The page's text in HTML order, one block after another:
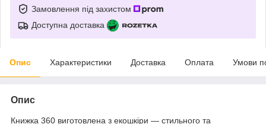
Замовлення під захистом
Доступна доставка
Опис Характеристики Доставка Оплата Умови
Опис
Книжка 360 виготовлена з екошкіри — стильного та